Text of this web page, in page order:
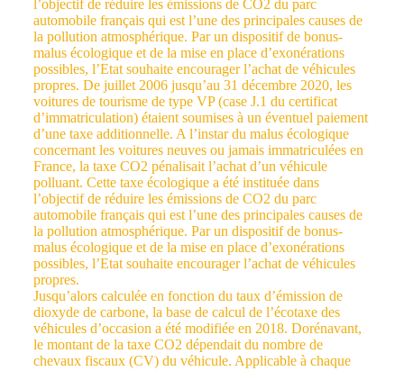
l’objectif de réduire les émissions de CO2 du parc
automobile français qui est l’une des principales causes de
la pollution atmosphérique. Par un dispositif de bonus-
malus écologique et de la mise en place d’exonérations
possibles, l’Etat souhaite encourager l’achat de véhicules
propres. De juillet 2006 jusqu’au 31 décembre 2020, les
voitures de tourisme de type VP (case J.1 du certificat
d’immatriculation) étaient soumises à un éventuel paiement
d’une taxe additionnelle. A l’instar du malus écologique
concernant les voitures neuves ou jamais immatriculées en
France, la taxe CO2 pénalisait l’achat d’un véhicule
polluant. Cette taxe écologique a été instituée dans
l’objectif de réduire les émissions de CO2 du parc
automobile français qui est l’une des principales causes de
la pollution atmosphérique. Par un dispositif de bonus-
malus écologique et de la mise en place d’exonérations
possibles, l’Etat souhaite encourager l’achat de véhicules
propres.
Jusqu’alors calculée en fonction du taux d’émission de
dioxyde de carbone, la base de calcul de l’écotaxe des
véhicules d’occasion a été modifiée en 2018. Dorénavant,
le montant de la taxe CO2 dépendait du nombre de
chevaux fiscaux (CV) du véhicule. Applicable à chaque